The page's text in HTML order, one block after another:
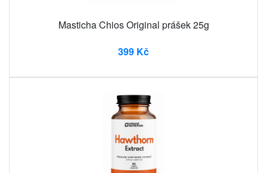
Masticha Chios Original prášek 25g
399 Kč